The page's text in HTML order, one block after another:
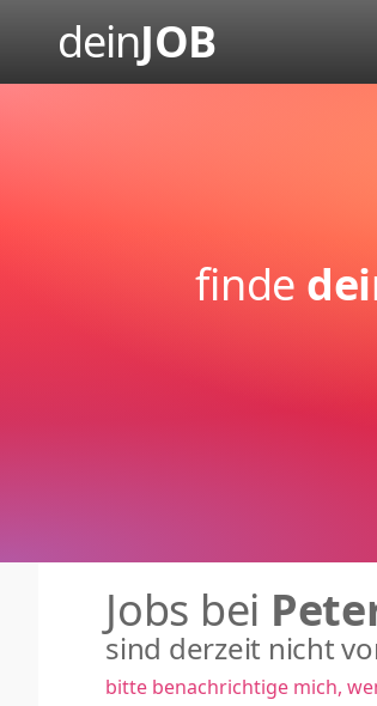
deinJOB
finde
Jobs bei
sind derzeit nicht
bitte benachrichtige mich,